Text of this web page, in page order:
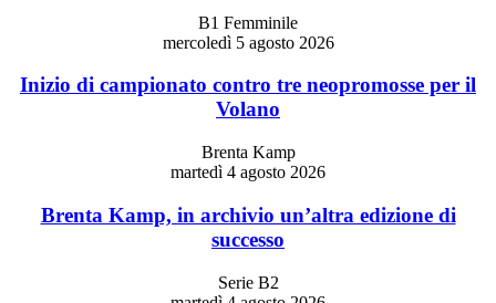
B1 Femminile
mercoledì 5 agosto 2026
Inizio di campionato contro tre neopromosse per il
Volano
Brenta Kamp
martedì 4 agosto 2026
Brenta Kamp, in archivio un’altra edizione di
successo
Serie B2